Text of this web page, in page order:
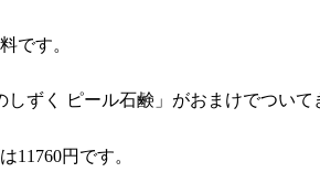
です。
ずく ピール石鹸」がおまけでついて
11760円 です。